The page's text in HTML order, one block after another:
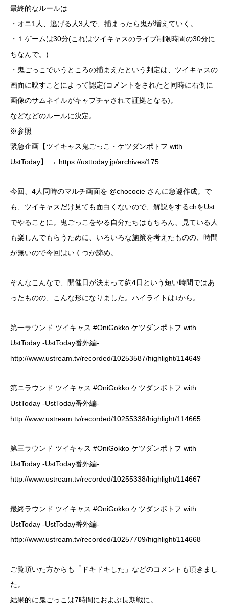
最終的なルールは
・オニ1人、逃げる人3人で、捕まったら鬼が増えていく。
・１ゲームは30分(これはツイキャスのライブ制限時間の30分に
ちなんで。)
・鬼ごっこでいうところの捕まえたという判定は、ツイキャスの
画面に映すことによって認定(コメントをされたと同時に右側に
画像のサムネイルがキャプチャされて証拠となる)。
などなどのルールに決定。
※参照
緊急企画【ツイキャス鬼ごっこ・ケツダンポトフ with
UstToday】 → https://usttoday.jp/archives/175
今回、4人同時のマルチ画面を @chococie さんに急遽作成。で
も、ツイキャスだけ見ても面白くないので、解説をするchをUst
でやることに。鬼ごっこをやる自分たちはもちろん、見ている人
も楽しんでもらうために、いろいろな施策を考えたものの、時間
が無いので今回はいくつか諦め。
そんなこんなで、開催日が決まって約4日という短い時間ではあ
ったものの、こんな形になりました。ハイライトは↓から。
第一ラウンド ツイキャス #OniGokko ケツダンポトフ with
UstToday -UstToday番外編-
http://www.ustream.tv/recorded/10253587/highlight/114649
第ニラウンド ツイキャス #OniGokko ケツダンポトフ with
UstToday -UstToday番外編-
http://www.ustream.tv/recorded/10255338/highlight/114665
第三ラウンド ツイキャス #OniGokko ケツダンポトフ with
UstToday -UstToday番外編-
http://www.ustream.tv/recorded/10255338/highlight/114667
最終ラウンド ツイキャス #OniGokko ケツダンポトフ with
UstToday -UstToday番外編-
http://www.ustream.tv/recorded/10257709/highlight/114668
ご覧頂いた方からも「ドキドキした」などのコメントも頂きまし
た。
結果的に鬼ごっこは7時間におよぶ長期戦に。